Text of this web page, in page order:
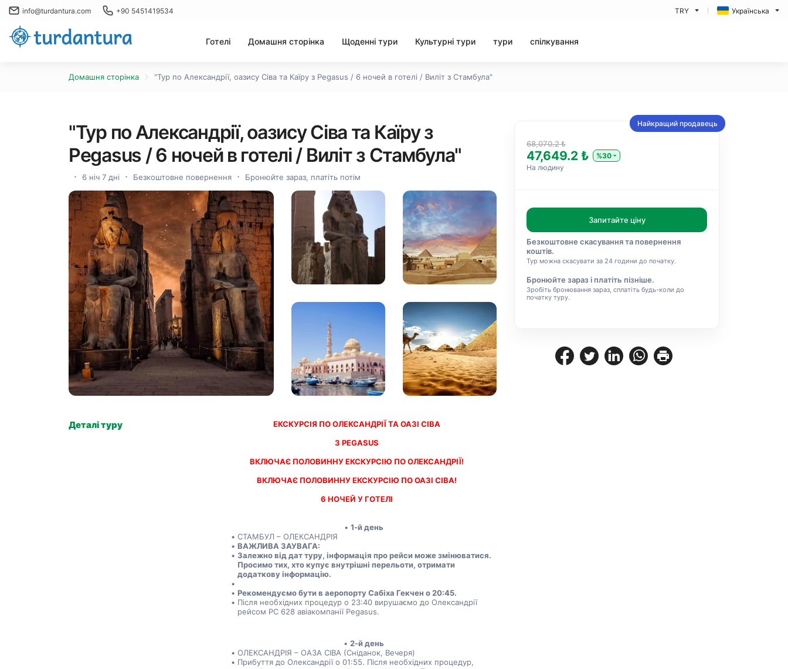
info@turdantura.com +90 5451419534 TRY Українська
Готелі Домашня сторінка Щоденні тури Культурні тури тури спілкування
Домашня сторінка "Тур по Александрії, оазису Сіва та Каїру з Pegasus / 6 ночей в готелі / Виліт з Стамбула"
"Тур по Александрії, оазису Сіва та Каїру з
Pegasus / 6 ночей в готелі / Виліт з Стамбула"
6 ніч 7 дні Безкоштовне повернення Бронюйте зараз, платіть потім
Деталі туру
ЕКСКУРСІЯ ПО ОЛЕКСАНДРІЇ ТА ОАЗІ СІВА
З PEGASUS
ВКЛЮЧАЄ ПОЛОВИННУ ЕКСКУРСІЮ ПО ОЛЕКСАНДРІЇ!
ВКЛЮЧАЄ ПОЛОВИННУ ЕКСКУРСІЮ ПО ОАЗІ СІВА!
6 НОЧЕЙ У ГОТЕЛІ
1-й день
СТАМБУЛ – ОЛЕКСАНДРІЯ
ВАЖЛИВА ЗАУВАГА:
Залежно від дат туру, інформація про рейси може змінюватися.
Просимо тих, хто купує внутрішні перельоти, отримати
додаткову інформацію.
Рекомендуємо бути в аеропорту Сабіха Гекчен о 20:45.
Після необхідних процедур о 23:40 вирушаємо до Олександрії
рейсом PC 628 авіакомпанії Pegasus.
2-й день
ОЛЕКСАНДРІЯ – ОАЗА СІВА (Сніданок, Вечеря)
Прибуття до Олександрії о 01:55. Після необхідних процедур,
Найкращий продавець
68,070.2 ₺
47,649.2 ₺
%30
На людину
Запитайте ціну
Безкоштовне скасування та повернення
коштів.
Тур можна скасувати за 24 години до початку.
Бронюйте зараз і платіть пізніше.
Зробіть бронювання зараз, сплатіть будь-коли до
початку туру.